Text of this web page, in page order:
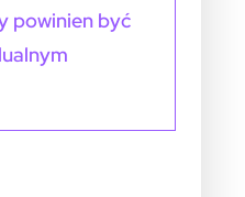
powinien być